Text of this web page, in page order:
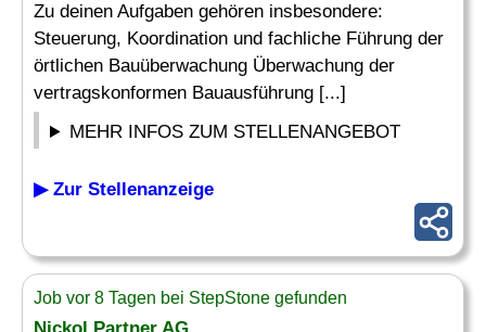
Zu deinen Aufgaben gehören insbesondere:
Steuerung, Koordination und fachliche Führung der
örtlichen Bauüberwachung Überwachung der
vertragskonformen Bauausführung [...]
MEHR INFOS ZUM STELLENANGEBOT
▶ Zur Stellenanzeige
Job vor 8 Tagen bei StepStone gefunden